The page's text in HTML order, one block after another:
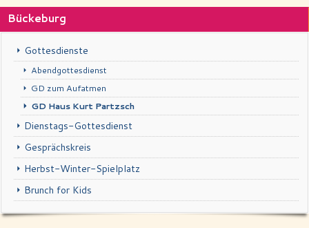
Impressum & Datenschutz
Bückeburg
Gottesdienste
Abendgottesdienst
GD zum Aufatmen
GD Haus Kurt Partzsch
Dienstags-Gottesdienst
Gesprächskreis
Herbst-Winter-Spielplatz
Brunch for Kids